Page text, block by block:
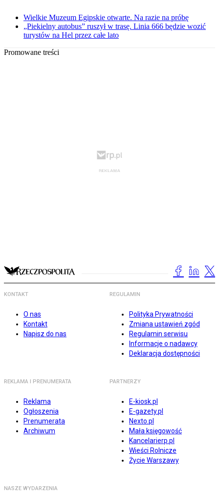
Wielkie Muzeum Egipskie otwarte. Na razie na próbę
„Piekielny autobus” ruszył w trasę. Linia 666 będzie wozić
turystów na Hel przez całe lato
Promowane treści
KONTAKT
O nas
Kontakt
Napisz do nas
REGULAMIN
Polityka Prywatności
Zmiana ustawień zgód
Regulamin serwisu
Informacje o nadawcy
Deklaracja dostępności
REKLAMA I PRENUMERATA
Reklama
Ogłoszenia
Prenumerata
Archiwum
PARTNERZY
E-kiosk.pl
E-gazety.pl
Nexto.pl
Mała księgowość
Kancelarierp.pl
Wieści Rolnicze
Życie Warszawy
NASZE WYDARZENIA